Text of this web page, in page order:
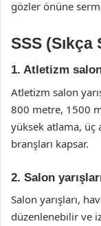
gözler önüne
SSS
1. Atletizm
Atletizm salon
800 metre, 1500
yüksek atlama, üç
branşları kapsar.
2. Salon
Salon yarışları,
düzenlenebilir ve